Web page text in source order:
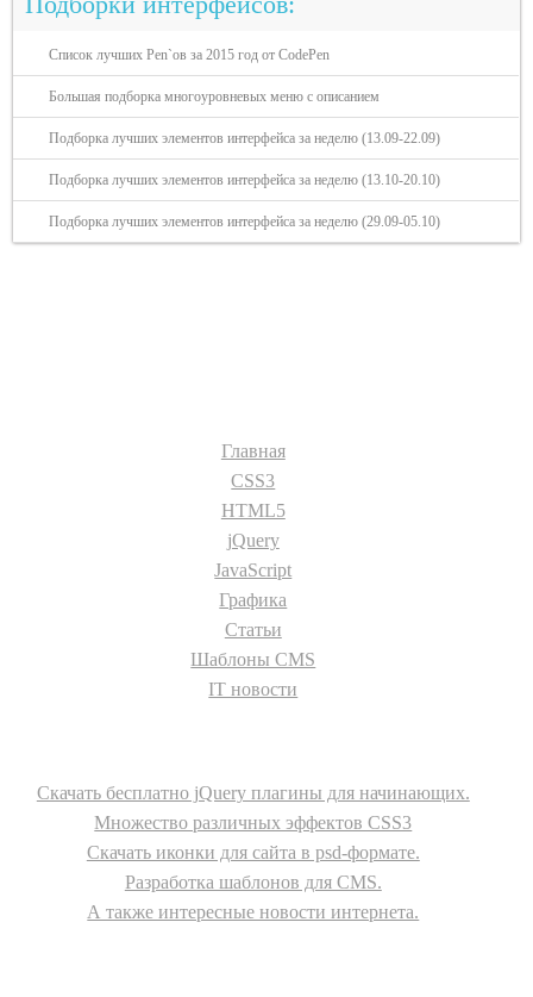
Список лучших Pen`ов за 2015 год от CodePen
Большая подборка многоуровневых меню с описанием
Подборка лучших элементов интерфейса за неделю (13.09-22.09)
Подборка лучших элементов интерфейса за неделю (13.10-20.10)
Подборка лучших элементов интерфейса за неделю (29.09-05.10)
Главная
CSS3
HTML5
jQuery
JavaScript
Графика
Статьи
Шаблоны CMS
IT новости
Скачать бесплатно jQuery плагины для начинающих.
Множество различных эффектов CSS3
Скачать иконки для сайта в psd-формате.
Разработка шаблонов для CMS.
А также интересные новости интернета.